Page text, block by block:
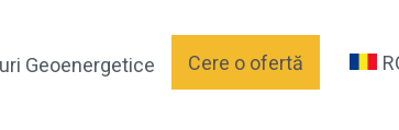
Geoenergetice Cere o ofertă